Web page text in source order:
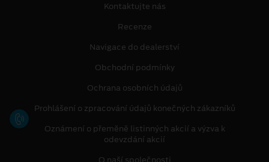
Kontaktujte nás
Recenze
Navigace do dealerství
Obchodní podmínky
Ochrana osobních údajů
Prohlášení o zpracování údajů konečných zákazníků
Oznámení o přeměně listinných akcií a výzva k
odevzdání akcií